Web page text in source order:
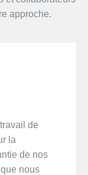
approche.
de
la
de nos
nous